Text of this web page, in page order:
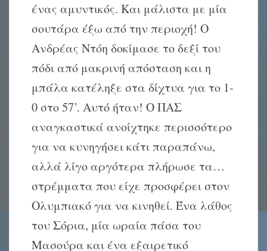
ένας αμυντικός. Και μάλιστα με μία
σουτάρα έξω από την περιοχή! Ο
Ανδρέας Ντόη δοκίμασε το δεξί του
πόδι από μακρινή απόσταση και η
μπάλα κατέληξε στα δίχτυα για το 1-
0 στο 57’. Αυτό ήταν! Ο ΠΑΣ
αναγκαστικά ανοίχτηκε περισσότερο
για να κυνηγήσει κάτι παραπάνω,
αλλά λίγο αργότερα πλήρωσε τα…
στρέμματα που είχε προσφέρει στον
Ολυμπιακό για να κινηθεί. Ένα λάθος
του Σόρια, μία ωραία πάσα του
Μασούρα και ένα εξαιρετικό